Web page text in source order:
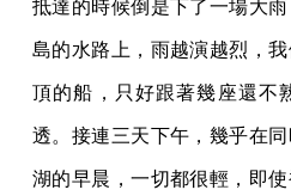
抵達的時候倒是下了一場大
島的水路上，雨越演越烈，
頂的船，只好跟著幾座還不
透。接連三天下午，幾乎在
湖的早晨，一切都很輕，即